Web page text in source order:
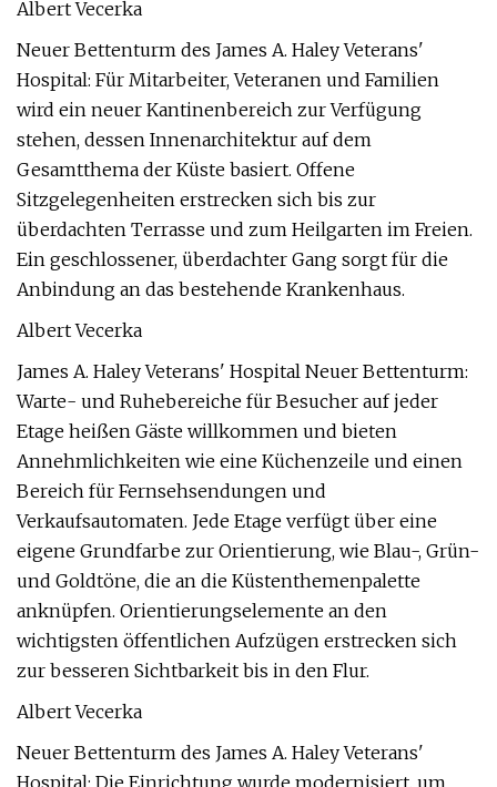
Albert Vecerka
Neuer Bettenturm des James A. Haley Veterans'
Hospital: Für Mitarbeiter, Veteranen und Familien
wird ein neuer Kantinenbereich zur Verfügung
stehen, dessen Innenarchitektur auf dem
Gesamtthema der Küste basiert. Offene
Sitzgelegenheiten erstrecken sich bis zur
überdachten Terrasse und zum Heilgarten im Freien.
Ein geschlossener, überdachter Gang sorgt für die
Anbindung an das bestehende Krankenhaus.
Albert Vecerka
James A. Haley Veterans' Hospital Neuer Bettenturm:
Warte- und Ruhebereiche für Besucher auf jeder
Etage heißen Gäste willkommen und bieten
Annehmlichkeiten wie eine Küchenzeile und einen
Bereich für Fernsehsendungen und
Verkaufsautomaten. Jede Etage verfügt über eine
eigene Grundfarbe zur Orientierung, wie Blau-, Grün-
und Goldtöne, die an die Küstenthemenpalette
anknüpfen. Orientierungselemente an den
wichtigsten öffentlichen Aufzügen erstrecken sich
zur besseren Sichtbarkeit bis in den Flur.
Albert Vecerka
Neuer Bettenturm des James A. Haley Veterans'
Hospital: Die Einrichtung wurde modernisiert, um